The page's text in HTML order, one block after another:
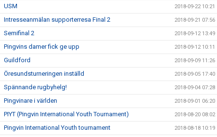
USM 2018-09-22 10:21
Intresseanmälan supporterresa Final 2 2018-09-21 07:56
Semifinal 2 2018-09-12 13:49
Pingvins damer fick ge upp 2018-09-12 10:11
Guildford 2018-09-09 11:26
Öresundsturneringen inställd 2018-09-05 17:40
Spännande rugbyhelg! 2018-09-04 07:28
Pingvinare i världen 2018-09-01 06:20
PIYT (Pingvin International Youth Tournament) 2018-08-20 08:02
Pingvin International Youth tournament 2018-08-18 10:19